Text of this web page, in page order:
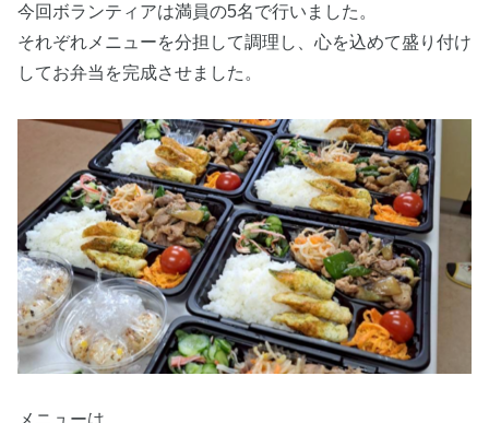
今回ボランティアは満員の5名で行いました。
それぞれメニューを分担して調理し、心を込めて盛り付け
してお弁当を完成させました。